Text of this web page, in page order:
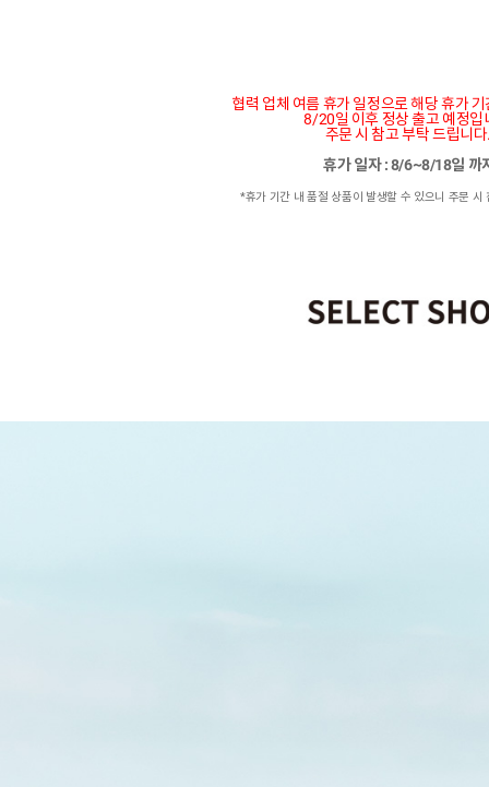
협력 업체 여름 휴가 일정으로 해당 휴가
8/20일 이후 정상 출고 예정입
주문 시 참고 부탁 드립니
휴가 일자 : 8/6~8/18일 까
*휴가 기간 내 품절 상품이 발생할 수 있으니 주문 시